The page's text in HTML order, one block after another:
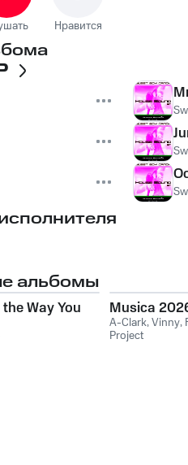
Нравится
альбомы
Way You
Musica
A-Clark,Vinny,
Project